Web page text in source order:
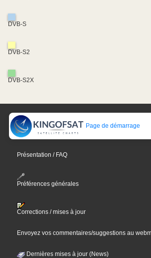
DVB-S
DVB-S2
DVB-S2X
Page de démarrage
Présentation / FAQ
Préférences générales
Corrections / mises à jour
Envoyez vos commentaires/suggestions au
Dernières mises à jour (News)